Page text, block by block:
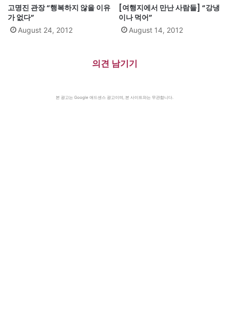
고명진 관장 “행복하지 않을 이유
가 없다”
August 24, 2012
[여행지에서 만난 사람들] “강냉
이나 먹어”
August 14, 2012
의견 남기기
본 광고는 Google 애드센스 광고이며, 본 사이트와는 무관합니다.